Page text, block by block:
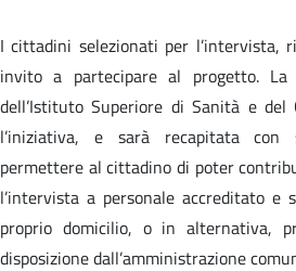
I cittadini selezionati per l’intervista,
invito a partecipare al progetto.
dell’Istituto Superiore di Sanità e del
l’iniziativa, e sarà recapitata con
permettere al cittadino di poter
l’intervista a personale accreditato e
proprio domicilio, o in alternativa,
disposizione dall’amministrazione